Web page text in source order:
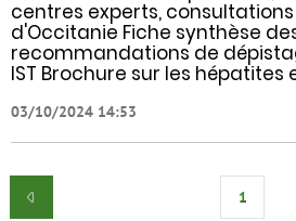
centres experts,
d'Occitanie Fiche synthèse
recommandations de
IST Brochure sur les hépatites
03/10/2024 14:53
1